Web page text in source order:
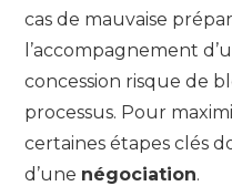
cas de mauvaise
l’accompagnement
concession risque de
processus. Pour
certaines étapes clés
d’une négociation.